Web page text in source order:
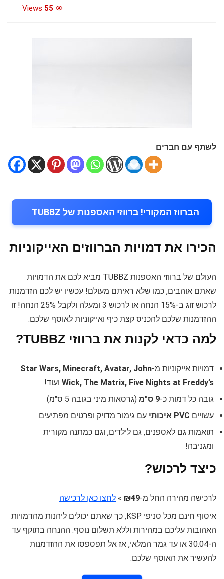
55
לשתף עם חברים
הברווז המקורי! ברווזי האספנות של TUBBZ
הכירו את דמויות הברווזים האייקוניות
העולם של ברווזי האספנות TUBBZ מביא לכם את הדמויות
שאתם אוהבים, כמו שלא ראיתם מעולם! עכשיו יש לכם הזדמנות
לרכוש זוג ב-15% הנחה או לרכוש 3 ומעלה ולקבל 25% הנחה! זו
ההזדמנות שלכם להכניס קצת כיף ואייקוניות לאוסף שלכם.
למה כדאי לקנות את ברווזי TUBBZ?
דמויות אייקוניות מ-Star Wars, Minecraft, Avatar, John
Wick, The Matrix, Five Nights at Freddy’s ועוד!
גובה כל דמות כ-9 ס"מ
(גרסאות מיני בגובה 5 ס"מ)
עשויים PVC איכותי
עם גימור מדויק ופרטים מפתיעים
תואמות גם לאספנים, גם לילדים, וגם כמתנה מקורית
ומגניבה!
כיצד לרכוש?
לרכישה מהירה החל מ-₪49
» לחצו כאן לרכישה
איסוף חינם מכל סניפי KSP, כך שאתם יכולים ליהנות מהדמויות
האהובות עליכם במהירות וללא תשלום נוסף. ההנחה בתוקף עד
ה-30.04 או עד גמר המלאי, אז אל תפספסו את ההזדמנות
להעשיר את האוסף שלכם.